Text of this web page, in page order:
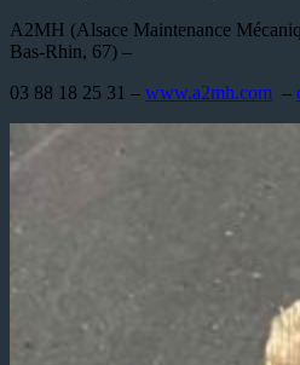
A2MH (Alsace Maintenance
Bas-Rhin, 67) –
03 88 18 25 31 – www.a2mh.com –